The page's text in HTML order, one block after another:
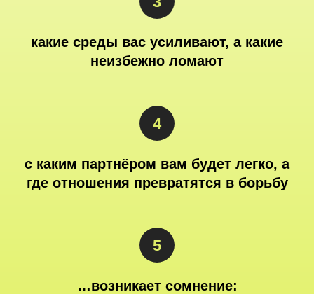
какие среды вас усиливают, а какие
неизбежно ломают
с каким партнёром вам будет легко, а
где отношения превратятся в борьбу
…возникает сомнение: